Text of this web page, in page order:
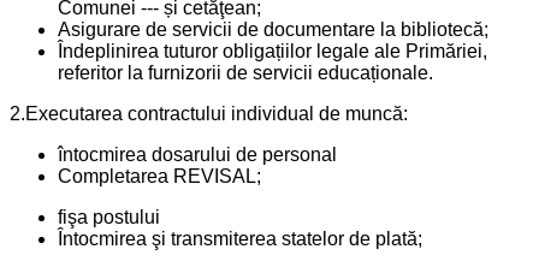
Comunei --- și cetăţean;
Asigurare de servicii de documentare la bibliotecă;
Îndeplinirea tuturor obligațiilor legale ale Primăriei,
referitor la furnizorii de servicii educaționale.
2.Executarea contractului individual de muncă:
întocmirea dosarului de personal
Completarea REVISAL;
fişa postului
Întocmirea şi transmiterea statelor de plată;